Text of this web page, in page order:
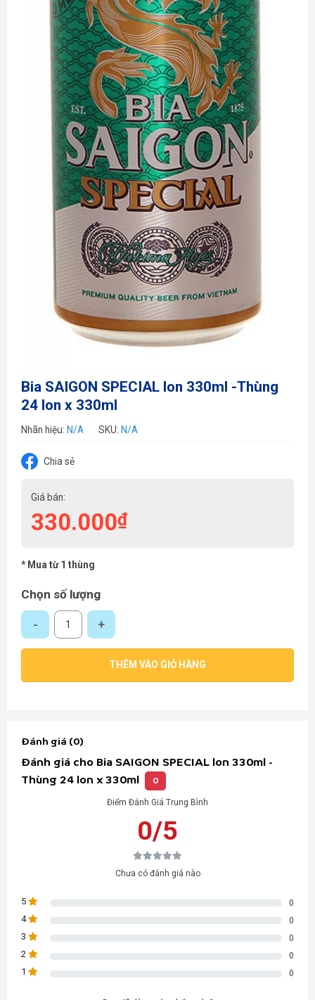
Bia SAIGON SPECIAL lon 330ml -Thùng
24 lon x 330ml
Nhãn hiệu: N/A SKU: N/A
Chia sẻ
Giá bán:
330.000₫
* Mua từ 1 thùng
Chọn số lượng
Bia SAIGON SPECIAL lon 330ml -Thùng 24 lon x 330ml số lượng
THÊM VÀO GIỎ HÀNG
Đánh giá (0)
Đánh giá cho Bia SAIGON SPECIAL lon 330ml -
Thùng 24 lon x 330ml
0
Điểm Đánh Giá Trung Bình
0/5
Chưa có đánh giá nào
5 0
4 0
3 0
2 0
1 0